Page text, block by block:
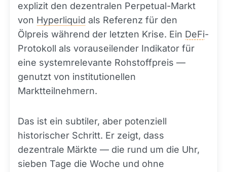
explizit den dezentralen Perpetual-Markt
von Hyperliquid als Referenz für den
Ölpreis während der letzten Krise. Ein DeFi-
Protokoll als vorauseilender Indikator für
eine systemrelevante Rohstoffpreis —
genutzt von institutionellen
Marktteilnehmern.
Das ist ein subtiler, aber potenziell
historischer Schritt. Er zeigt, dass
dezentrale Märkte — die rund um die Uhr,
sieben Tage die Woche und ohne